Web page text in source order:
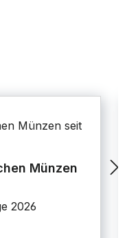
Münzen
2026